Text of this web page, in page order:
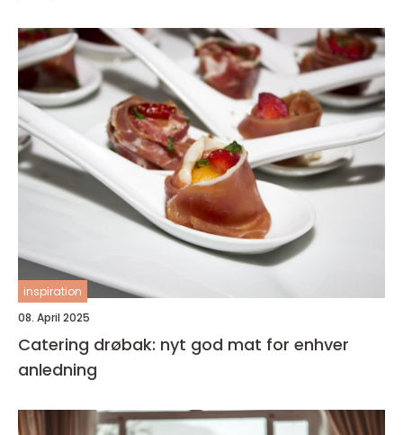
inspiration
08. April 2025
Catering drøbak: nyt god mat for enhver
anledning